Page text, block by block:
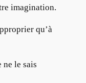
imagination.
qu’à
ne le sais